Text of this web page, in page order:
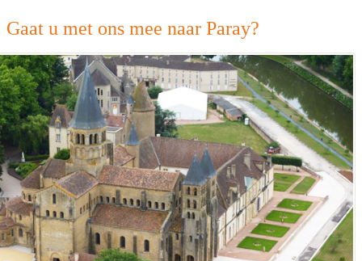
Gaat u met ons mee naar Paray?